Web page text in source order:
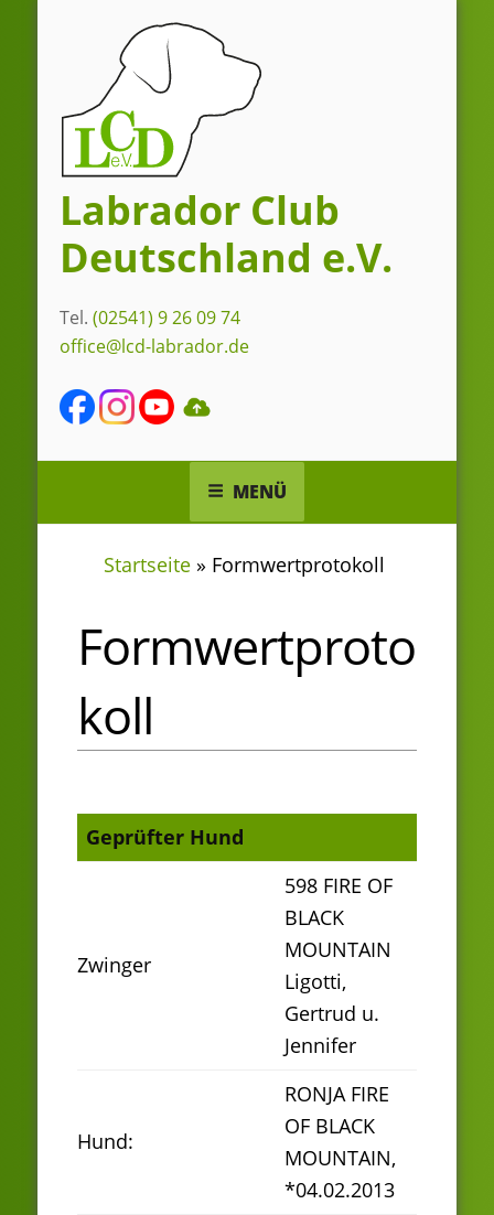
springen
Labrador Club
Deutschland e.V.
Tel. (02541) 9 26 09 74
office@lcd-labrador.de
MENÜ
Startseite » Formwertprotokoll
Formwertproto
koll
Geprüfter Hund
Zwinger
598 FIRE OF
BLACK
MOUNTAIN
Ligotti,
Gertrud u.
Jennifer
Hund:
RONJA FIRE
OF BLACK
MOUNTAIN,
*04.02.2013